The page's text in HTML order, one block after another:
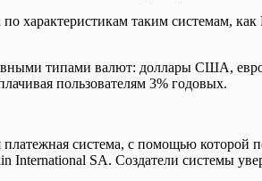
по характеристикам таким системам,
типами валют: доллары США,
пользователям 3% годовых.
платежная система, с помощью которой
International SA. Создатели системы